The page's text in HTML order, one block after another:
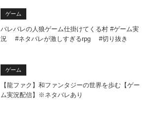
ゲーム
バレバレの人狼ゲーム仕掛けてくる村 #ゲーム実
況 #ネタバレが激しすぎるrpg #切り抜き
ゲーム
【龍ファク】和ファンタジーの世界を歩む【ゲー
ム実況配信】※ネタバレあり